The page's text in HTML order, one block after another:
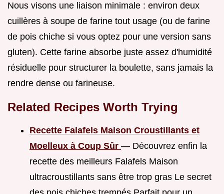
Nous visons une liaison minimale : environ deux
cuillères à soupe de farine tout usage (ou de farine
de pois chiche si vous optez pour une version sans
gluten). Cette farine absorbe juste assez d'humidité
résiduelle pour structurer la boulette, sans jamais la
rendre dense ou farineuse.
Related Recipes Worth Trying
Recette Falafels Maison Croustillants et
Moelleux à Coup Sûr — Découvrez enfin la
recette des meilleurs Falafels Maison
ultracroustillants sans être trop gras Le secret